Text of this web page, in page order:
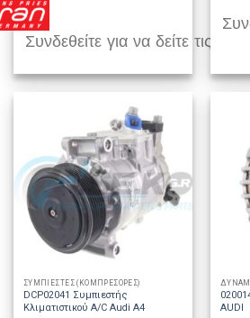
Συνδεθείτε για να δείτε τις τιμές
ΣΥΜΠΙΕΣΤΕΣ (ΚΟΜΠΡΕΣΟΡΕΣ)
DCP02041 Συμπιεστής
Κλιματιστικού A/C Audi A4
AUDI